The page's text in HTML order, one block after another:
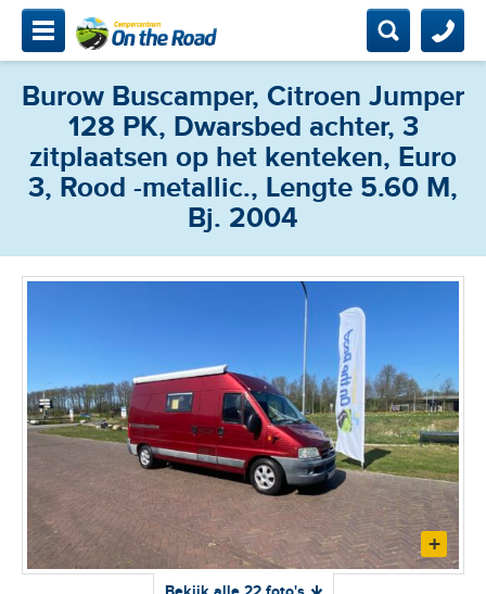
Home
Campers
Bemiddeling
Contact & locatie
Zoeken Zoeken
Zoeken
On The Road
Burow Buscamper, Citroen Jumper
128 PK, Dwarsbed achter, 3
zitplaatsen op het kenteken, Euro
3, Rood -metallic., Lengte 5.60 M,
Bj. 2004